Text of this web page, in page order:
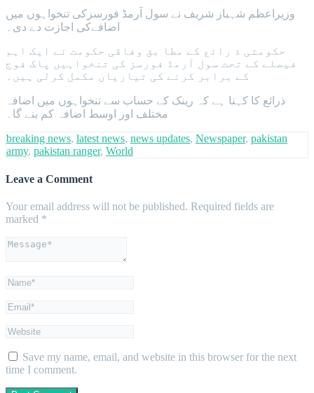
وزیراعظم شہباز شریف نے سول آرمڈ فورسزکی تنخواہوں میں
اضافےکی اجازت دے دی۔
حکومتی ذ رائع کے مطا بق وفاقی حکومت نے ایک اہم
فیصلے کے تحت سول آرمڈ فورسز کی تنخواہیں پاک فوج
کے برابر کرنے کی تیاریاں مکمل کرلی ہیں۔
ذرائع کا کہنا ہے کہ رینک کے حساب سے تنخواہوں میں اضافہ
مختلف اور اوسط اضافہ کم بنے گا۔
breaking news, latest news, news updates, Newspaper, pakistan
army, pakistan ranger, World
Leave a Comment
Your email address will not be published. Required fields are
marked *
Save my name, email, and website in this browser for the next
time I comment.